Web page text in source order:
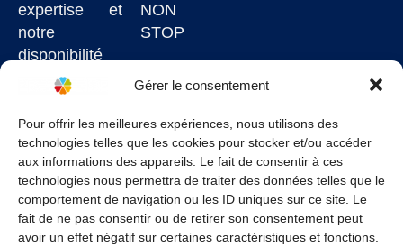
Gérer le consentement
Pour offrir les meilleures expériences, nous utilisons des
technologies telles que les cookies pour stocker et/ou accéder
aux informations des appareils. Le fait de consentir à ces
technologies nous permettra de traiter des données telles que le
comportement de navigation ou les ID uniques sur ce site. Le
fait de ne pas consentir ou de retirer son consentement peut
avoir un effet négatif sur certaines caractéristiques et fonctions.
expertise et
notre
disponibilité
garantissent
un service de
qualité à un
juste prix.
NON
STOP